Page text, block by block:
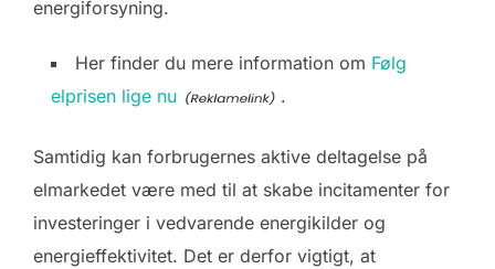
energiforsyning.
Her finder du mere information om Følg
elprisen lige nu
.
Samtidig kan forbrugernes aktive deltagelse på
elmarkedet være med til at skabe incitamenter for
investeringer i vedvarende energikilder og
energieffektivitet. Det er derfor vigtigt, at